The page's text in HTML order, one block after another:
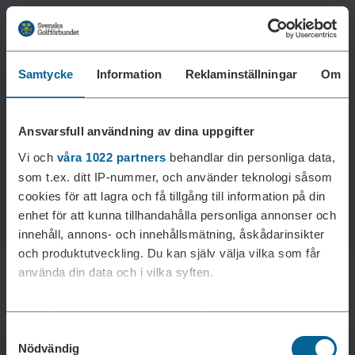
Samtycke Information Reklaminställningar Om
Ansvarsfull användning av dina uppgifter
Vi och våra 1022 partners behandlar din personliga data,
som t.ex. ditt IP-nummer, och använder teknologi såsom
cookies för att lagra och få tillgång till information på din
enhet för att kunna tillhandahålla personliga annonser och
innehåll, annons- och innehållsmätning, åskådarinsikter
och produktutveckling. Du kan själv välja vilka som får
använda din data och i vilka syften.
Med din tillåtelse skulle vi även vilja:
kan ha en noggrannhet på upp till flera meter
Nödvändig
Laddar reklam...